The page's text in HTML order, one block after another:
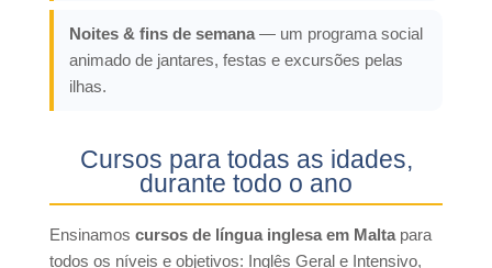
Noites & fins de semana— um programa social
animado de jantares, festas e excursões pelas
ilhas.
Cursos para todas as idades,
durante todo o ano
Ensinamos cursos de língua inglesa em Maltapara
todos os níveis e objetivos: Inglês Geral e Intensivo,